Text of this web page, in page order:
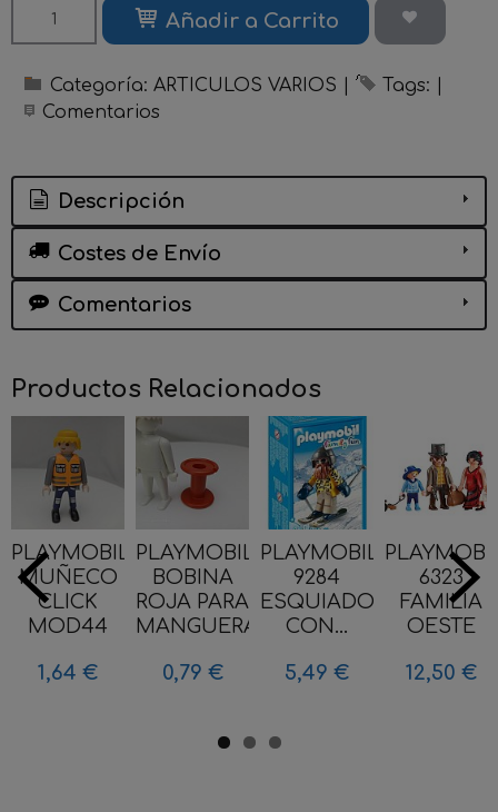
Añadir a Carrito
Categoría: ARTICULOS VARIOS Tags:
Comentarios
Descripción
Costes de Envío
Comentarios
Productos Relacionados
PLAYMOBIL
MUÑECO
CLICK
MOD44
1,64 €
PLAYMOBIL
BOBINA
ROJA PARA
MANGUERA...
0,79 €
PLAYMOBIL
9284
ESQUIADOR
CON...
5,49 €
6323
FAMILIA
OESTE
12,50 €